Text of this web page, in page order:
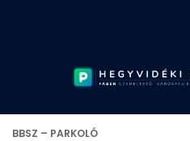
BBSZ – PARKOLÓ